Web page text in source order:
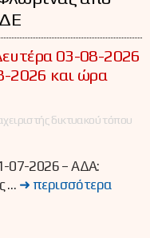
03-08-2026
2026 και ώρα
δικτυακού τόπου
07-2026 – ΑΔΑ:
… ➜ περισσότερα